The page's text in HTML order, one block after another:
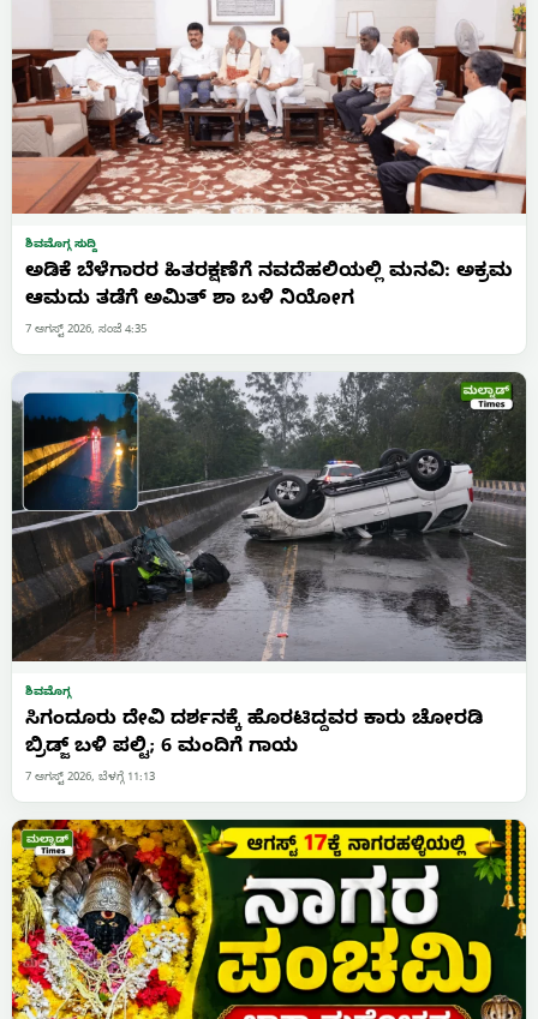
ಶಿವಮೊಗ್ಗ ಸುದ್ದಿ
ಅಡಿಕೆ ಬೆಳೆಗಾರರ ಹಿತರಕ್ಷಣೆಗೆ ನವದೆಹಲಿಯಲ್ಲಿ ಮನವಿ: ಅಕ್ರಮ
ಆಮದು ತಡೆಗೆ ಅಮಿತ್ ಶಾ ಬಳಿ ನಿಯೋಗ
7 ಆಗಸ್ಟ್ 2026, ಸಂಜೆ 4:35
ಶಿವಮೊಗ್ಗ
ಸಿಗಂದೂರು ದೇವಿ ದರ್ಶನಕ್ಕೆ ಹೊರಟಿದ್ದವರ ಕಾರು ಚೋರಡಿ
ಬ್ರಿಡ್ಜ್ ಬಳಿ ಪಲ್ಟಿ; 6 ಮಂದಿಗೆ ಗಾಯ
7 ಆಗಸ್ಟ್ 2026, ಬೆಳಗ್ಗೆ 11:13